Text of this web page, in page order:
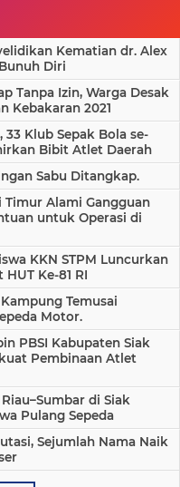
Kematian dr. Alex
Diri
Tanpa Izin, Warga Desak
Kebakaran 2021
33 Klub Sepak Bola se-
Bibit Atlet Daerah
Sabu Ditangkap.
Timur Alami Gangguan
untuk Operasi di
KKN STPM Luncurkan
Ke-81 RI
Temusai
Motor.
PBSI Kabupaten Siak
Pembinaan Atlet
di Siak
Pulang Sepeda
Sejumlah Nama Naik